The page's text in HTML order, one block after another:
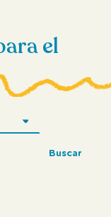
el
Buscar